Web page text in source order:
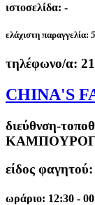
ιστοσελίδα: -
ελάχιστη παραγγελία:
τηλέφωνο/α:
CHINA'S
διεύθνση-
είδος
ωράριο: 12:30 -